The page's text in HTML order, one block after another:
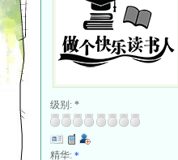
级别: *
精华: *